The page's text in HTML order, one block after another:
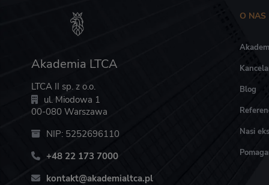
Akademia LTCA
LTCA II sp. z o.o.
ul. Miodowa 1
00-080 Warszawa
NIP: 5252696110
+48 22 173 7000
kontakt@akademialtca.pl
O NAS
Blog
Nasi